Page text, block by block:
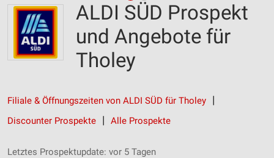
ALDI SÜD Prospekt
und Angebote für
Tholey
Filiale & Öffnungszeiten von ALDI SÜD für Tholey
Discounter Prospekte
Alle Prospekte
Letztes Prospektupdate: vor 5 Tagen